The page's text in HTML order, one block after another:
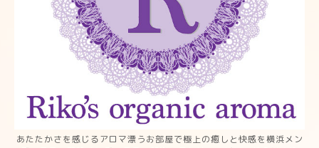
あたたかさを感じるアロマ漂うお部屋で極上の癒しと快感を横浜メン